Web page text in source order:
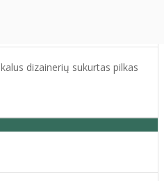
dizainerių sukurtas pilkas